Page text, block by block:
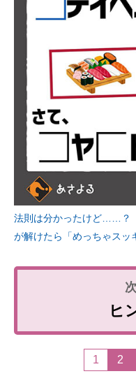
法則は分かったけど……？
が解けたら「めっちゃスッ
ヒ
1 2